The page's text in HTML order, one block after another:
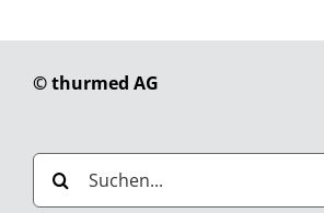
© thurmed AG
Suche
nach: